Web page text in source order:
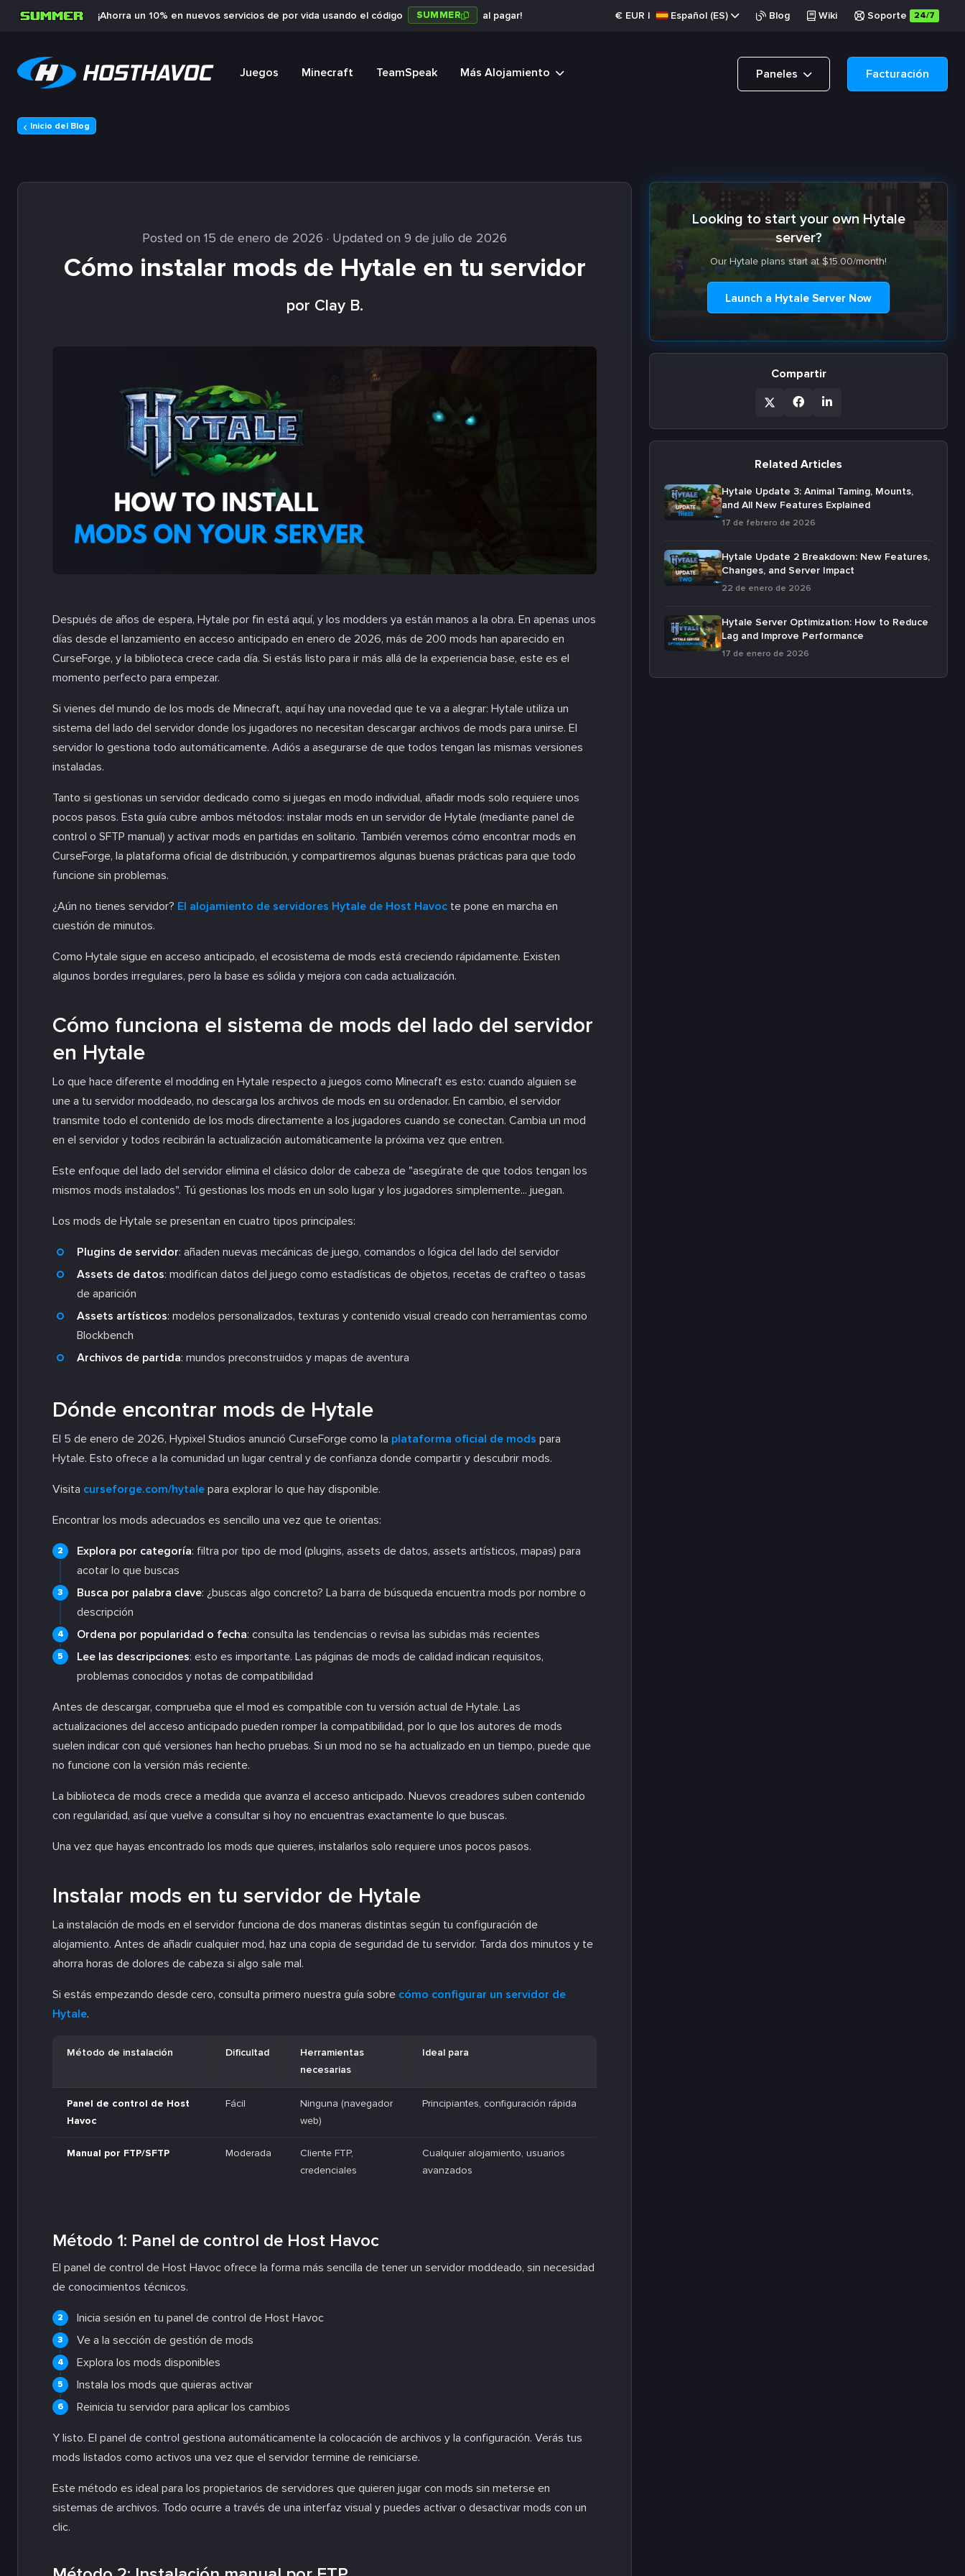
¡Ahorra un 10% en nuevos servicios de por vida usando el código SUMMER al pagar! € EUR | Español (ES) Blog Wiki Soporte 24/7
Juegos Minecraft TeamSpeak Más Alojamiento Paneles Facturación
Inicio del Blog
Posted on 15 de enero de 2026 · Updated on 9 de julio de 2026
Cómo instalar mods de Hytale en tu servidor
por Clay B.
Después de años de espera, Hytale por fin está aquí, y los modders ya están manos a la obra. En apenas unos
días desde el lanzamiento en acceso anticipado en enero de 2026, más de 200 mods han aparecido en
CurseForge, y la biblioteca crece cada día. Si estás listo para ir más allá de la experiencia base, este es el
momento perfecto para empezar.
Si vienes del mundo de los mods de Minecraft, aquí hay una novedad que te va a alegrar: Hytale utiliza un
sistema del lado del servidor donde los jugadores no necesitan descargar archivos de mods para unirse. El
servidor lo gestiona todo automáticamente. Adiós a asegurarse de que todos tengan las mismas versiones
instaladas.
Tanto si gestionas un servidor dedicado como si juegas en modo individual, añadir mods solo requiere unos
pocos pasos. Esta guía cubre ambos métodos: instalar mods en un servidor de Hytale (mediante panel de
control o SFTP manual) y activar mods en partidas en solitario. También veremos cómo encontrar mods en
CurseForge, la plataforma oficial de distribución, y compartiremos algunas buenas prácticas para que todo
funcione sin problemas.
¿Aún no tienes servidor? El alojamiento de servidores Hytale de Host Havoc te pone en marcha en
cuestión de minutos.
Como Hytale sigue en acceso anticipado, el ecosistema de mods está creciendo rápidamente. Existen
algunos bordes irregulares, pero la base es sólida y mejora con cada actualización.
Cómo funciona el sistema de mods del lado del servidor
en Hytale
Lo que hace diferente el modding en Hytale respecto a juegos como Minecraft es esto: cuando alguien se
une a tu servidor moddeado, no descarga los archivos de mods en su ordenador. En cambio, el servidor
transmite todo el contenido de los mods directamente a los jugadores cuando se conectan. Cambia un mod
en el servidor y todos recibirán la actualización automáticamente la próxima vez que entren.
Este enfoque del lado del servidor elimina el clásico dolor de cabeza de "asegúrate de que todos tengan los
mismos mods instalados". Tú gestionas los mods en un solo lugar y los jugadores simplemente... juegan.
Los mods de Hytale se presentan en cuatro tipos principales:
Plugins de servidor: añaden nuevas mecánicas de juego, comandos o lógica del lado del servidor
Assets de datos: modifican datos del juego como estadísticas de objetos, recetas de crafteo o tasas
de aparición
Assets artísticos: modelos personalizados, texturas y contenido visual creado con herramientas como
Blockbench
Archivos de partida: mundos preconstruidos y mapas de aventura
Dónde encontrar mods de Hytale
El 5 de enero de 2026, Hypixel Studios anunció CurseForge como la plataforma oficial de mods para
Hytale. Esto ofrece a la comunidad un lugar central y de confianza donde compartir y descubrir mods.
Visita curseforge.com/hytale para explorar lo que hay disponible.
Encontrar los mods adecuados es sencillo una vez que te orientas:
Explora por categoría: filtra por tipo de mod (plugins, assets de datos, assets artísticos, mapas) para
acotar lo que buscas
Busca por palabra clave: ¿buscas algo concreto? La barra de búsqueda encuentra mods por nombre o
descripción
Ordena por popularidad o fecha: consulta las tendencias o revisa las subidas más recientes
Lee las descripciones: esto es importante. Las páginas de mods de calidad indican requisitos,
problemas conocidos y notas de compatibilidad
Antes de descargar, comprueba que el mod es compatible con tu versión actual de Hytale. Las
actualizaciones del acceso anticipado pueden romper la compatibilidad, por lo que los autores de mods
suelen indicar con qué versiones han hecho pruebas. Si un mod no se ha actualizado en un tiempo, puede que
no funcione con la versión más reciente.
La biblioteca de mods crece a medida que avanza el acceso anticipado. Nuevos creadores suben contenido
con regularidad, así que vuelve a consultar si hoy no encuentras exactamente lo que buscas.
Una vez que hayas encontrado los mods que quieres, instalarlos solo requiere unos pocos pasos.
Instalar mods en tu servidor de Hytale
La instalación de mods en el servidor funciona de dos maneras distintas según tu configuración de
alojamiento. Antes de añadir cualquier mod, haz una copia de seguridad de tu servidor. Tarda dos minutos y te
ahorra horas de dolores de cabeza si algo sale mal.
Si estás empezando desde cero, consulta primero nuestra guía sobre cómo configurar un servidor de
Hytale.
Método de instalación Dificultad
Herramientas
necesarias
Ideal para
Panel de control de Host
Havoc
Fácil
Ninguna (navegador
web)
Principiantes, configuración rápida
Manual por FTP/SFTP Moderada
Cliente FTP,
credenciales
Cualquier alojamiento, usuarios
avanzados
Método 1: Panel de control de Host Havoc
El panel de control de Host Havoc ofrece la forma más sencilla de tener un servidor moddeado, sin necesidad
de conocimientos técnicos.
Inicia sesión en tu panel de control de Host Havoc
Ve a la sección de gestión de mods
Explora los mods disponibles
Instala los mods que quieras activar
Reinicia tu servidor para aplicar los cambios
Y listo. El panel de control gestiona automáticamente la colocación de archivos y la configuración. Verás tus
mods listados como activos una vez que el servidor termine de reiniciarse.
Este método es ideal para los propietarios de servidores que quieren jugar con mods sin meterse en
sistemas de archivos. Todo ocurre a través de una interfaz visual y puedes activar o desactivar mods con un
clic.
Looking to start your own Hytale
server?
Our Hytale plans start at $15.00/month!
Launch a Hytale Server Now
Compartir
Related Articles
Hytale Update 3: Animal Taming, Mounts,
and All New Features Explained
17 de febrero de 2026
Hytale Update 2 Breakdown: New Features,
Changes, and Server Impact
22 de enero de 2026
Hytale Server Optimization: How to Reduce
Lag and Improve Performance
17 de enero de 2026